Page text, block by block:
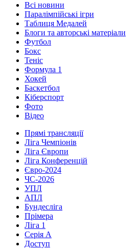
Всі новини
Паралімпійські ігри
Таблиця Медалей
Блоги та авторські матеріали
Футбол
Бокс
Теніс
Формула 1
Хокей
Баскетбол
Кіберспорт
Фото
Відео
Прямі трансляції
Ліга Чемпіонів
Ліга Європи
Ліга Конференцій
Євро-2024
ЧС-2026
УПЛ
АПЛ
Бундесліга
Прімера
Ліга 1
Серія А
Доступ